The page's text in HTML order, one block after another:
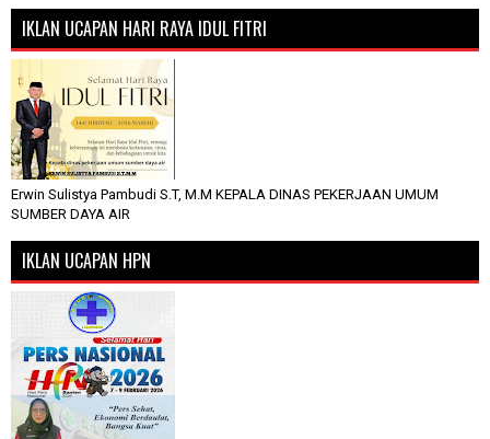
IKLAN UCAPAN HARI RAYA IDUL FITRI
Erwin Sulistya Pambudi S.T, M.M KEPALA DINAS PEKERJAAN UMUM
SUMBER DAYA AIR
IKLAN UCAPAN HPN